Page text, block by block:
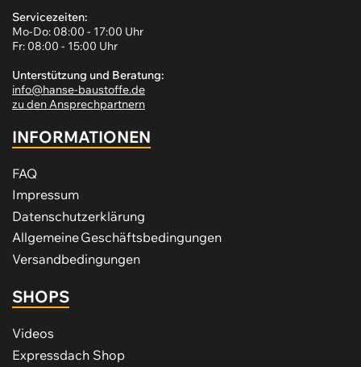
Servicezeiten:
Mo-Do: 08:00 - 17:00 Uhr
Fr: 08:00 - 15:00 Uhr
Unterstützung und Beratung:
info@hanse-baustoffe.de
zu den Ansprechpartnern
INFORMATIONEN
FAQ
Impressum
Datenschutzerklärung
Allgemeine Geschäftsbedingungen
Versandbedingungen
SHOPS
Videos
Expressdach Shop